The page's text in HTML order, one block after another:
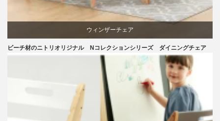
ウィンザーチェア
ダイニング
ニトリ
ビーチ
ビーチ材のニトリオリジナル Nコレクションシリーズ ダイニングチェア